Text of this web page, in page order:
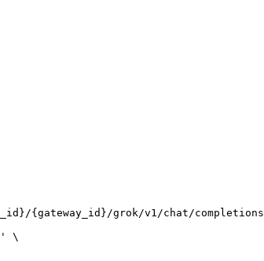
{gateway_id}/grok/v1/chat/completions
\